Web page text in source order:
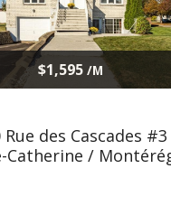
$1,595 /M
Rue des Cascades #3
Catherine /